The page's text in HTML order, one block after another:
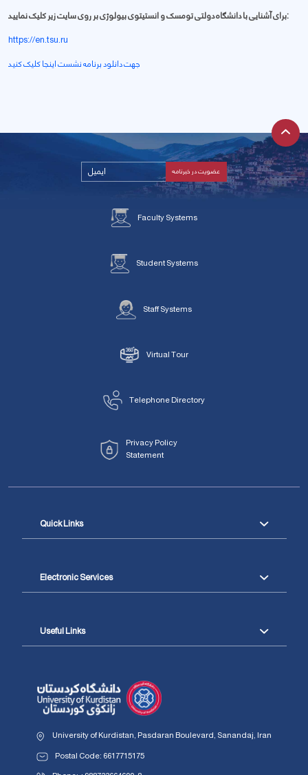
برای آشنایی با دانشگاه دولتی تومسک و انستیتوی بیولوژی بر روی سایت زیر کلیک نمایید:
https://en.tsu.ru
جهت دانلود برنامه نشست اینجا کلیک کنید
Faculty Systems
Student Systems
Staff Systems
Virtual Tour
Telephone Directory
Privacy Policy
Statement
Quick Links
Electronic Services
Useful Links
University of Kurdistan, Pasdaran Boulevard, Sanandaj, Iran
Postal Code: 6617715175